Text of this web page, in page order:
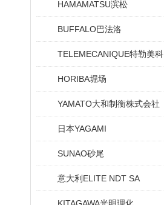
HAMAMATSU滨松
BUFFALO巴法洛
TELEMECANIQUE特勒美科
HORIBA堀场
YAMATO大和制衡株式会社
日本YAGAMI
SUNAO砂尾
意大利ELITE NDT SA